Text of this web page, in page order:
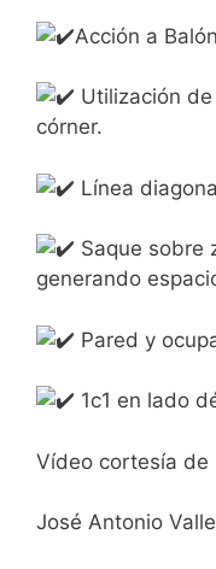
Acción a
Utilización
córner.
Línea
Saque sobre
generando
Pared y
1c1 en lado
Vídeo cortesía de
José Antonio